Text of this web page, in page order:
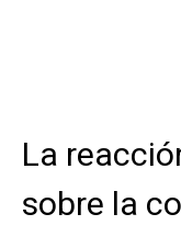
La
sobre la